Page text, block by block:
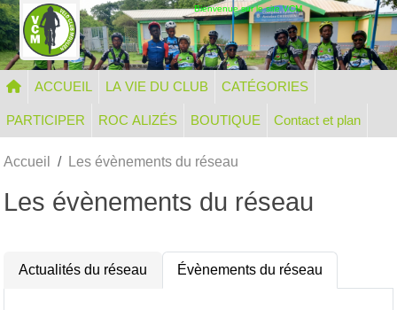
Bienvenue sur le site VCM
ACCUEIL LA VIE DU CLUB CATÉGORIES
PARTICIPER ROC ALIZÉS BOUTIQUE Contact et plan
Accueil Les évènements du réseau
Les évènements du réseau
Actualités du réseau Évènements du réseau
Panneau de gestion des cookies